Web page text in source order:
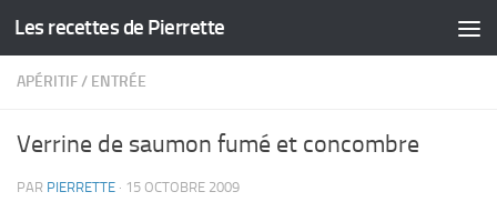
Skip to content
Les recettes de Pierrette
APÉRITIF/ ENTRÉE
Verrine de saumon fumé et concombre
PAR PIERRETTE · 15 OCTOBRE 2009